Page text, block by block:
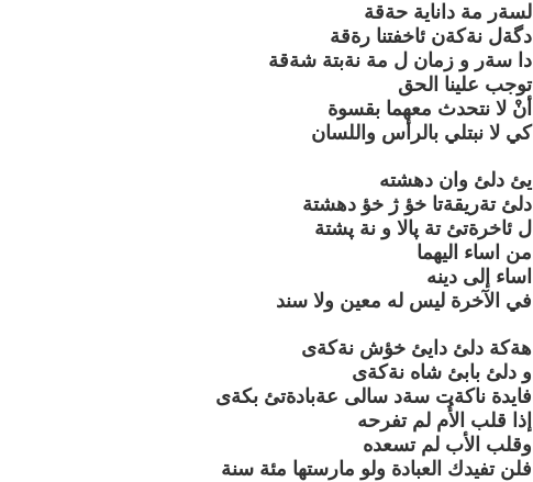
لسةر مة داناية حةقة
دگةل نةكةن ئاخفتنا رةقة
دا سةر و زمان ل مة نةبتة شةقة
توجب علينا الحق
أنْ لا نتحدث معهما بقسوة
كي لا نبتلي بالرأس واللسان
يئ دلئ وان دهشته
دلئ تةريقةتا خؤ ژ خؤ دهشتة
ل ئاخرةتئ تة پالا و نة پشتة
من اساء اليهما
اساء إلى دينه
في الآخرة ليس له معين ولا سند
هةكة دلئ دايئ خؤش نةكةى
و دلئ بابئ شاه نةكةى
فايدة ناكةت سةد سالى عةبادةتئ بكةى
إذا قلب الأُم لم تفرحه
وقلب الأب لم تسعده
فلن تفيدك العبادة ولو مارستها مئة سنة